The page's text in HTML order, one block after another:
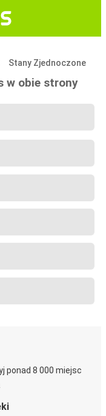
Stany Zjednoczone
w obie strony
ponad 8 000 miejsc